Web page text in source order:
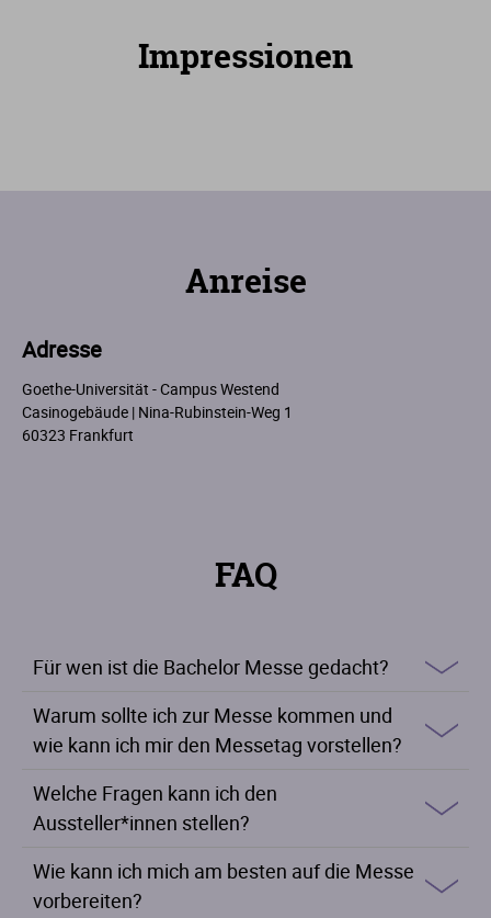
Impressionen
Anreise
Adresse
Goethe-Universität - Campus Westend
Casinogebäude | Nina-Rubinstein-Weg 1
60323 Frankfurt
FAQ
Für wen ist die Bachelor Messe gedacht?
Warum sollte ich zur Messe kommen und
wie kann ich mir den Messetag vorstellen?
Welche Fragen kann ich den
Aussteller*innen stellen?
Wie kann ich mich am besten auf die Messe
vorbereiten?